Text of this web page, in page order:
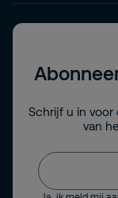
Schrijf u in
van